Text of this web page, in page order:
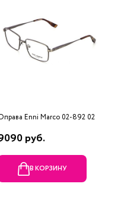
Enni Marco 02-892 02
руб.
В КОРЗИНУ